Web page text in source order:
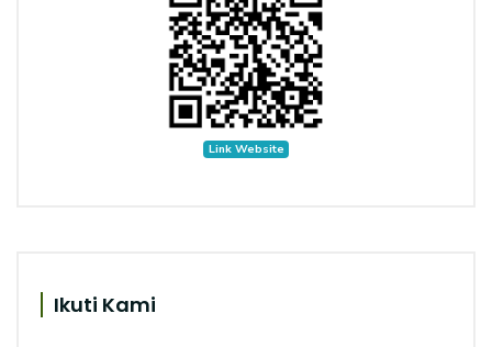
Link Website
Ikuti Kami